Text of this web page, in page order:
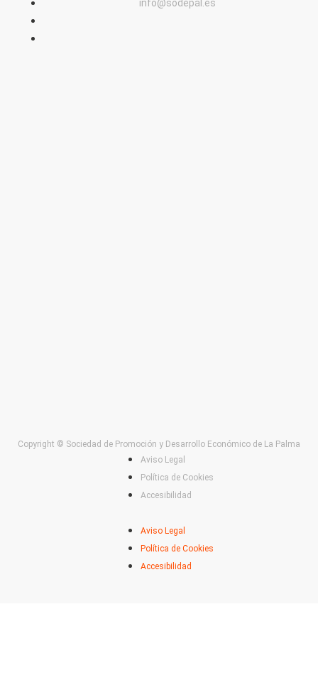
info@sodepal.es
Copyright © Sociedad de Promoción y Desarrollo Económico de La Palma
Aviso Legal
Política de Cookies
Accesibilidad
Aviso Legal
Política de Cookies
Accesibilidad